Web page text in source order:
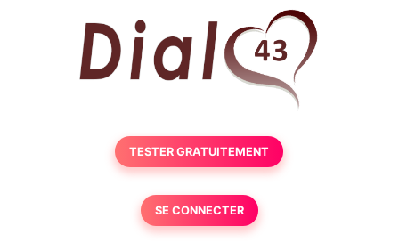
TESTER GRATUITEMENT
SE CONNECTER